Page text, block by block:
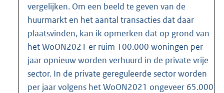
vergelijken. Om een beeld te geven van de
huurmarkt en het aantal transacties dat daar
plaatsvinden, kan ik opmerken dat op grond van
het WoON2021 er ruim 100.000 woningen per
jaar opnieuw worden verhuurd in de private vrije
sector. In de private gereguleerde sector worden
per jaar volgens het WoON2021 ongeveer 65.000